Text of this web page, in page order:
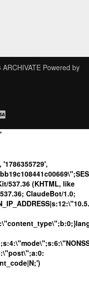
ARCHIVATEPowered by
537.36 (KHTML, like
ClaudeBot/1.0;